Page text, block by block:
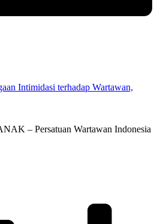
Intimidasi terhadap Wartawan,
– Persatuan Wartawan Indonesia